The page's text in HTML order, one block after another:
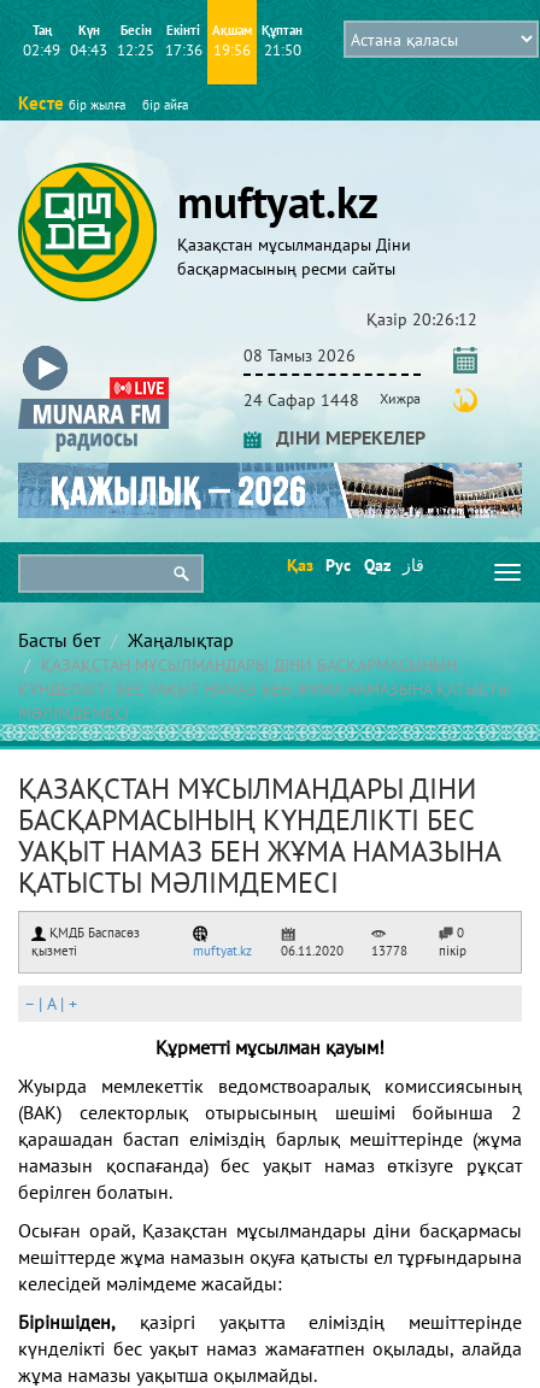
Таң
02:49
Күн
04:43
Бесін
12:25
Екінті
17:36
Ақшам
19:56
Құптан
21:50
Кесте бір жылға бір айға
muftyat.kz
Қазақстан мұсылмандары Діни
басқармасының ресми сайты
Қазір 20:26:12
08 Тамыз 2026
24 Сафар 1448 Хижра
ДІНИ МЕРЕКЕЛЕР
Қаз Рус Qaz قاز
Басты бет Жаңалықтар
ҚАЗАҚСТАН МҰСЫЛМАНДАРЫ ДІНИ БАСҚАРМАСЫНЫҢ
КҮНДЕЛІКТІ БЕС УАҚЫТ НАМАЗ БЕН ЖҰМА НАМАЗЫНА ҚАТЫСТЫ
МӘЛІМДЕМЕСІ
ҚАЗАҚСТАН МҰСЫЛМАНДАРЫ ДІНИ
БАСҚАРМАСЫНЫҢ КҮНДЕЛІКТІ БЕС
УАҚЫТ НАМАЗ БЕН ЖҰМА НАМАЗЫНА
ҚАТЫСТЫ МӘЛІМДЕМЕСІ
ҚМДБ Баспасөз
қызметі
muftyat.kz 06.11.2020 13778
0
пікір
– | A| +
Құрметті мұсылман қауым!
Жуырда мемлекеттік ведомствоаралық комиссиясының
(ВАК) селекторлық отырысының шешімі бойынша 2
қарашадан бастап еліміздің барлық мешіттерінде (жұма
намазын қоспағанда) бес уақыт намаз өткізуге рұқсат
берілген болатын.
Осыған орай, Қазақстан мұсылмандары діни басқармасы
мешіттерде жұма намазын оқуға қатысты ел тұрғындарына
келесідей мәлімдеме жасайды:
Біріншіден, қазіргі уақытта еліміздің мешіттерінде
күнделікті бес уақыт намаз жамағатпен оқылады, алайда
жұма намазы уақытша оқылмайды.